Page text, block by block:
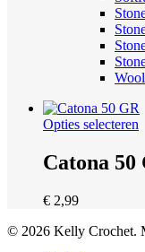
Opties selecteren
Catona 50
€ 2,99
© 2026 Kelly Crochet.